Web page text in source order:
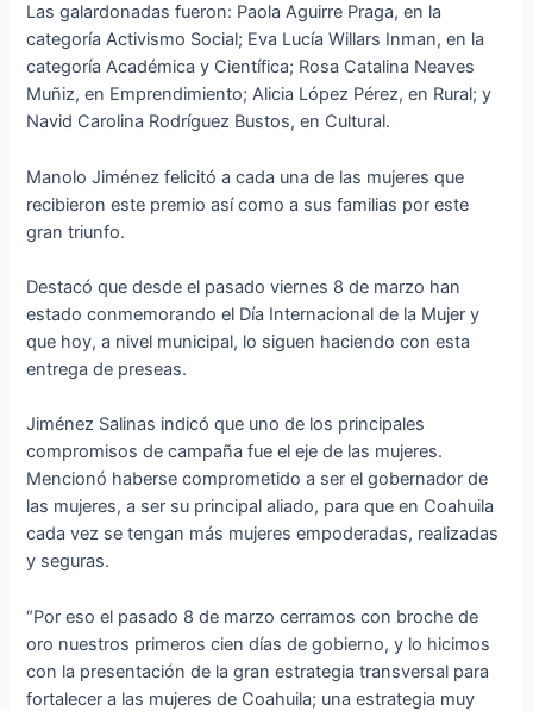
Las galardonadas fueron: Paola Aguirre Praga, en la
categoría Activismo Social; Eva Lucía Willars Inman, en la
categoría Académica y Científica; Rosa Catalina Neaves
Muñiz, en Emprendimiento; Alicia López Pérez, en Rural; y
Navid Carolina Rodríguez Bustos, en Cultural.
Manolo Jiménez felicitó a cada una de las mujeres que
recibieron este premio así como a sus familias por este
gran triunfo.
Destacó que desde el pasado viernes 8 de marzo han
estado conmemorando el Día Internacional de la Mujer y
que hoy, a nivel municipal, lo siguen haciendo con esta
entrega de preseas.
Jiménez Salinas indicó que uno de los principales
compromisos de campaña fue el eje de las mujeres.
Mencionó haberse comprometido a ser el gobernador de
las mujeres, a ser su principal aliado, para que en Coahuila
cada vez se tengan más mujeres empoderadas, realizadas
y seguras.
“Por eso el pasado 8 de marzo cerramos con broche de
oro nuestros primeros cien días de gobierno, y lo hicimos
con la presentación de la gran estrategia transversal para
fortalecer a las mujeres de Coahuila; una estrategia muy